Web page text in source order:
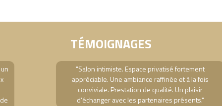
TÉMOIGNAGES
"Salon intimiste. Espace privatisé fortement
appréciable. Une ambiance raffinée et à la fois
conviviale. Prestation de qualité. Un plaisir
d’échanger avec les partenaires présents."